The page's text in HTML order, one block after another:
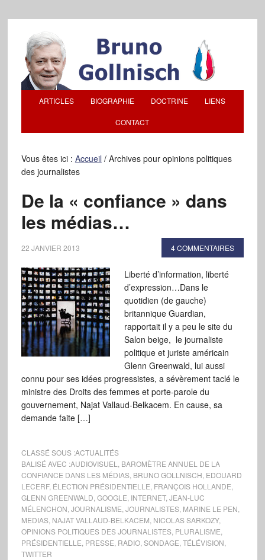
ARTICLES BIOGRAPHIE DOCTRINE LIENS
CONTACT
Vous êtes ici : Accueil /Archives pour opinions politiques
des journalistes
De la « confiance » dans
les médias…
22 JANVIER 2013 4 COMMENTAIRES
Liberté d’information, liberté
d’expression…Dans le
quotidien (de gauche)
britannique Guardian,
rapportait il y a peu le site du
Salon beige, le journaliste
politique et juriste américain
Glenn Greenwald, lui aussi
connu pour ses idées progressistes, a sévèrement taclé le
ministre des Droits des femmes et porte-parole du
gouvernement, Najat Vallaud-Belkacem. En cause, sa
demande faite […]
CLASSÉ SOUS :ACTUALITÉS
BALISÉ AVEC :AUDIOVISUEL
BAROMÈTRE ANNUEL DE LA
CONFIANCE DANS LES MÉDIAS, BRUNO GOLLNISCH EDOUARD
LECERF, ÉLECTION PRÉSIDENTIELLE FRANÇOIS HOLLANDE
GLENN GREENWALD GOOGLE INTERNET, JEAN-LUC
MÉLENCHON JOURNALISME JOURNALISTES, MARINE LE PEN
MEDIAS, NAJAT VALLAUD-BELKACEM NICOLAS SARKOZY,
OPINIONS POLITIQUES DES JOURNALISTES, PLURALISME
PRÉSIDENTIELLE PRESSE RADIO, SONDAGE TÉLÉVISION
TWITTER